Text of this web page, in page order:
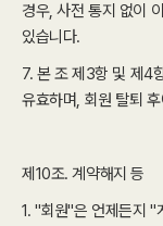
경우, 사전 통지 없이
있습니다.
7. 본 조 제3항 및 제4
유효하며, 회원 탈퇴
제10조. 계약해지 등
1. "회원"은 언제든지 "